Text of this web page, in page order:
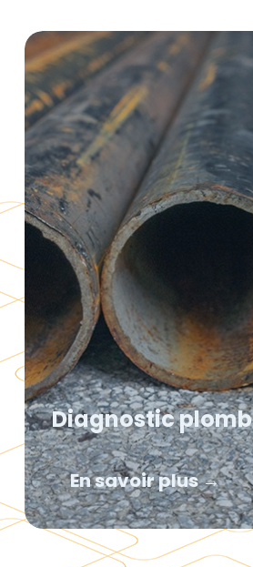
Diagnostic plomb
En savoir plus →